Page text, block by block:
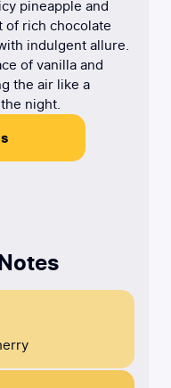
pineapple and
of rich chocolate
indulgent allure.
of vanilla and
the air like a
night.